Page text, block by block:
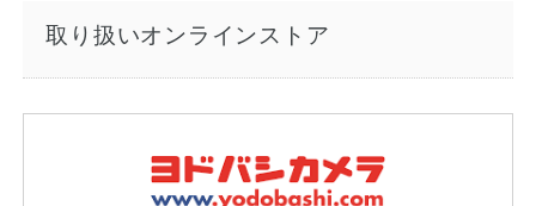
取り扱いオンラインストア